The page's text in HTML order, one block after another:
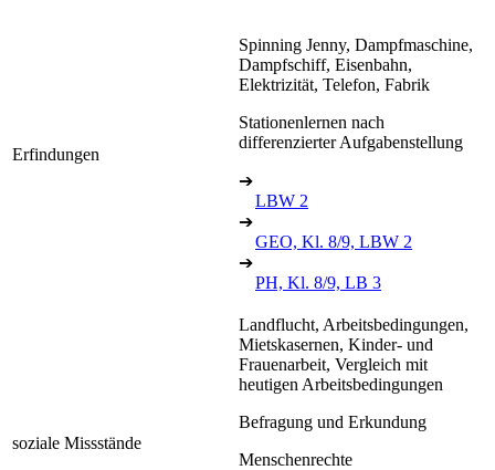
Erfindungen
Spinning Jenny, Dampfmaschine,
Dampfschiff, Eisenbahn,
Elektrizität, Telefon, Fabrik
Stationenlernen nach
differenzierter Aufgabenstellung
➔
LBW 2
➔
GEO, Kl. 8/9, LBW 2
➔
PH, Kl. 8/9, LB 3
soziale Missstände
Landflucht, Arbeitsbedingungen,
Mietskasernen, Kinder- und
Frauenarbeit, Vergleich mit
heutigen Arbeitsbedingungen
Befragung und Erkundung
Menschenrechte